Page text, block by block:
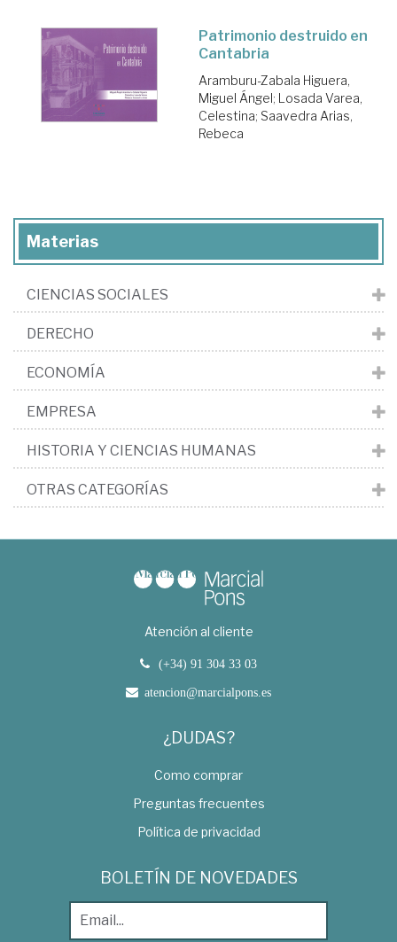
Patrimonio destruido en
Cantabria
Aramburu-Zabala Higuera,
Miguel Ángel; Losada Varea,
Celestina; Saavedra Arias,
Rebeca
Materias
CIENCIAS SOCIALES
DERECHO
ECONOMÍA
EMPRESA
HISTORIA Y CIENCIAS HUMANAS
OTRAS CATEGORÍAS
Atención al cliente
(+34) 91 304 33 03
atencion@marcialpons.es
¿DUDAS?
Como comprar
Preguntas frecuentes
Política de privacidad
BOLETÍN DE NOVEDADES